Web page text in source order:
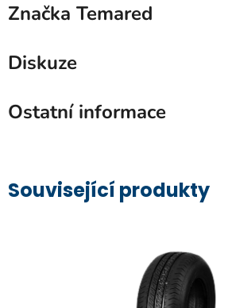
Značka Temared
Diskuze
Ostatní informace
Související produkty